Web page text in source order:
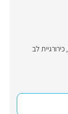
,כירורגיית לב